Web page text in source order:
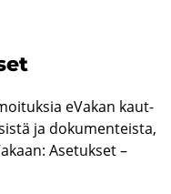
eVa­kan kaut­
ja do­ku­men­teis­ta,
Ase­tuk­set –